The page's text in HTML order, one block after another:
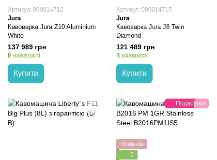
Артикул: 000014712
Jura
Кавоварка Jura Z10 Aluminium
White
137 989 грн
В наявності
Купити
Артикул: 000014715
Jura
Кавоварка Jura J8 Twin
Diamond
121 489 грн
В наявності
Купити
Подарунок
Новинка
5